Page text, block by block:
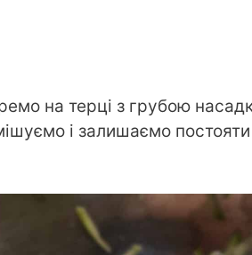
на терці з грубою
і залишаємо